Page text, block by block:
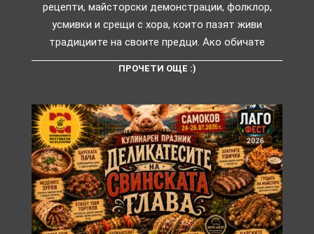
рецепти, майсторски демонстрации, фолклор,
усмивки и срещи с хора, които пазят живи
традициите на своите предци. Ако обичате
ПРОЧЕТИ ОЩЕ :)